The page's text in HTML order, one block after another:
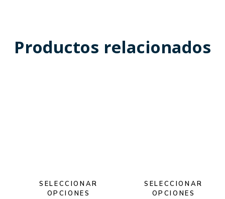
Productos relacionados
SELECCIONAR
OPCIONES
SELECCIONAR
OPCIONES